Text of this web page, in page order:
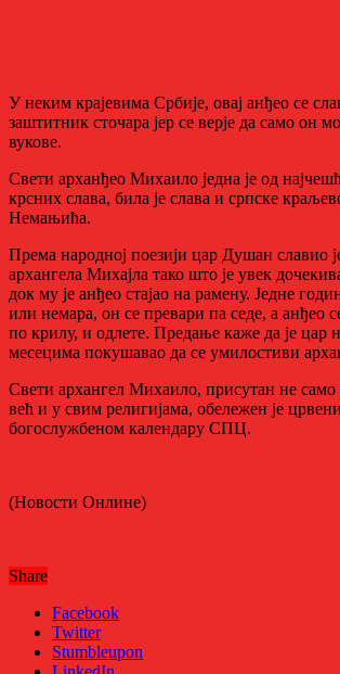
У неким крајевима Србије, овај анђео се
заштитник сточара јер се верје да само он
вукове.
Свети арханђео Михаило једна је од
крсних слава, била је слава и српске
Немањића.
Према народној поезији цар Душан славио
архангела Михајла тако што је увек
док му је анђео стајао на рамену. Једне
или немара, он се превари па седе, а анђео
по крилу, и одлете. Предање каже да је цар
месецима покушавао да се умилостиви
Свети архангел Михаило, присутан не
већ и у свим религијама, обележен је
богослужбеном календару СПЦ.
(Новости Онлине)
Share
Facebook
Twitter
Stumbleupon